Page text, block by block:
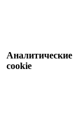
Аналитические
cookie